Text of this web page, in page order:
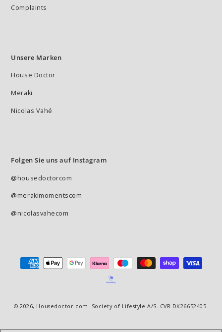
Complaints
Unsere Marken
House Doctor
Meraki
Nicolas Vahé
Folgen Sie uns auf Instagram
@housedoctorcom
@merakimomentscom
@nicolasvahecom
© 2026, Housedoctor.com . Society of Lifestyle A/S. CVR DK26652405.
Zahlungsmöglichkeiten